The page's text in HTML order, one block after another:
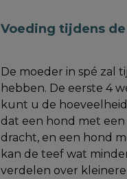
Voeding tijdens
De moeder in spé zal
hebben. De eerste 4
kunt u de
dat een hond met
dracht, en een hond
kan de teef wat
verdelen over